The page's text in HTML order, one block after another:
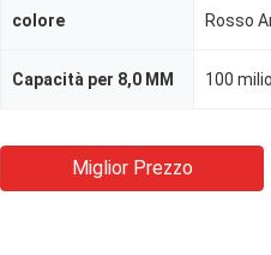
colore Rosso
Capacità per 8,0 MM 100
Miglior Prezzo